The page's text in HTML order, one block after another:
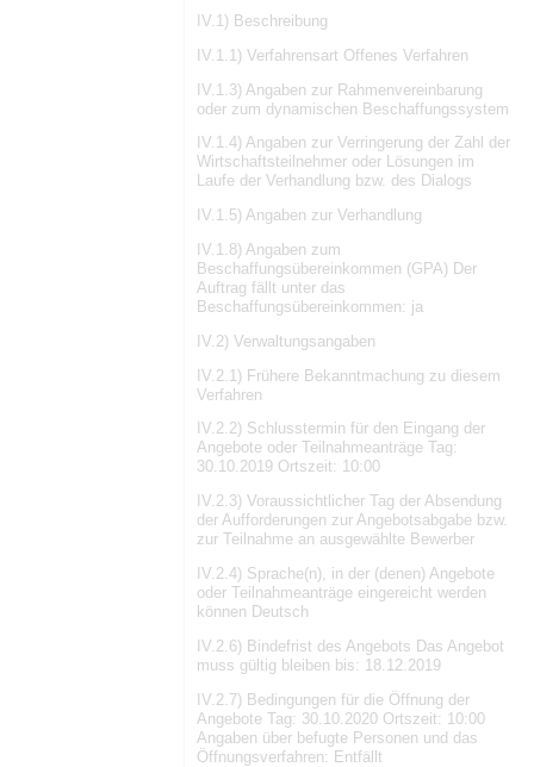
IV.1) Beschreibung
IV.1.1) Verfahrensart Offenes Verfahren
IV.1.3) Angaben zur Rahmenvereinbarung
oder zum dynamischen Beschaffungssystem
IV.1.4) Angaben zur Verringerung der Zahl der
Wirtschaftsteilnehmer oder Lösungen im
Laufe der Verhandlung bzw. des Dialogs
IV.1.5) Angaben zur Verhandlung
IV.1.8) Angaben zum
Beschaffungsübereinkommen (GPA) Der
Auftrag fällt unter das
Beschaffungsübereinkommen: ja
IV.2) Verwaltungsangaben
IV.2.1) Frühere Bekanntmachung zu diesem
Verfahren
IV.2.2) Schlusstermin für den Eingang der
Angebote oder Teilnahmeanträge Tag:
30.10.2019 Ortszeit: 10:00
IV.2.3) Voraussichtlicher Tag der Absendung
der Aufforderungen zur Angebotsabgabe bzw.
zur Teilnahme an ausgewählte Bewerber
IV.2.4) Sprache(n), in der (denen) Angebote
oder Teilnahmeanträge eingereicht werden
können Deutsch
IV.2.6) Bindefrist des Angebots Das Angebot
muss gültig bleiben bis: 18.12.2019
IV.2.7) Bedingungen für die Öffnung der
Angebote Tag: 30.10.2020 Ortszeit: 10:00
Angaben über befugte Personen und das
Öffnungsverfahren: Entfällt